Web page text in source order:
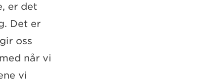
er det
Det er
oss
når vi
vi